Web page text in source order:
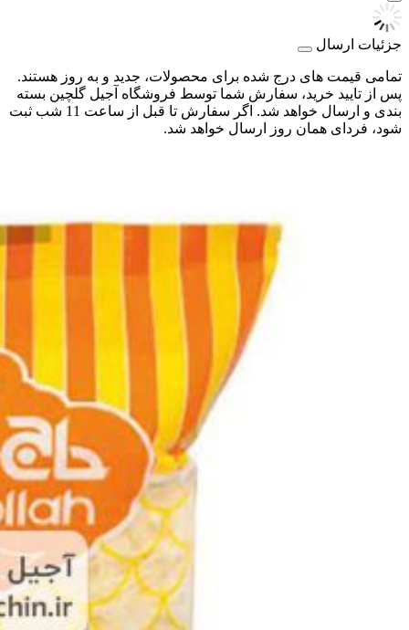
جزئیات ارسال
تمامی قیمت های درج شده برای محصولات، جدید و به روز هستند.
پس از تایید خرید، سفارش شما توسط فروشگاه آجیل گلچین بسته
بندی و ارسال خواهد شد. اگر سفارش تا قبل از ساعت 11 شب ثبت
شود، فردای همان روز ارسال خواهد شد.